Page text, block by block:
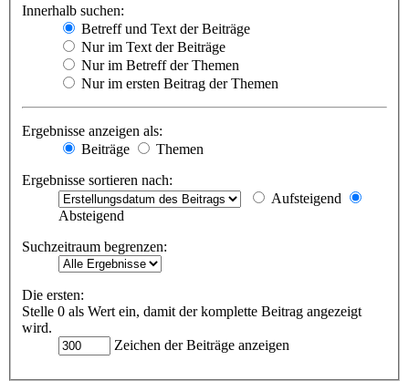
Innerhalb suchen:
Betreff und Text der Beiträge
Nur im Text der Beiträge
Nur im Betreff der Themen
Nur im ersten Beitrag der Themen
Ergebnisse anzeigen als:
Beiträge
Themen
Ergebnisse sortieren nach:
Aufsteigend
Absteigend
Suchzeitraum begrenzen:
Die ersten:
Stelle 0 als Wert ein, damit der komplette Beitrag angezeigt
wird.
Zeichen der Beiträge anzeigen